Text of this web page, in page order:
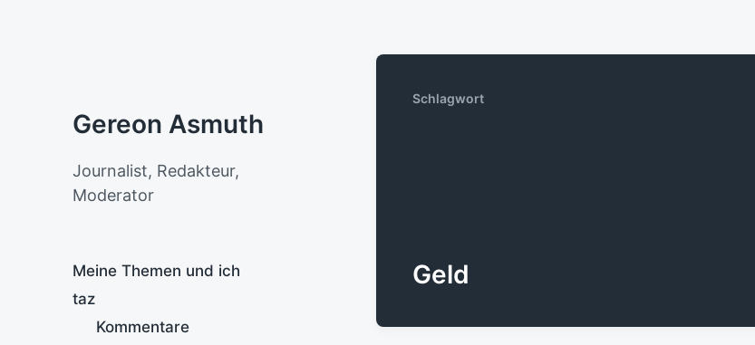
Gereon Asmuth
Journalist, Redakteur,
Moderator
Meine Themen und ich
taz
Kommentare
Schlagwort
Geld